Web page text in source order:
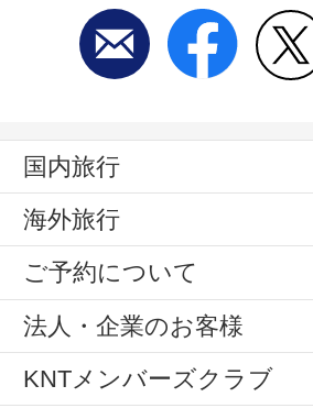
国内旅行
海外旅行
ご予約について
法人・企業のお客様
KNTメンバーズクラブ